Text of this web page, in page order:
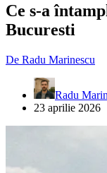
Ce s-a
Bucuresti
De Radu Marinescu
Radu
23 aprilie 2026